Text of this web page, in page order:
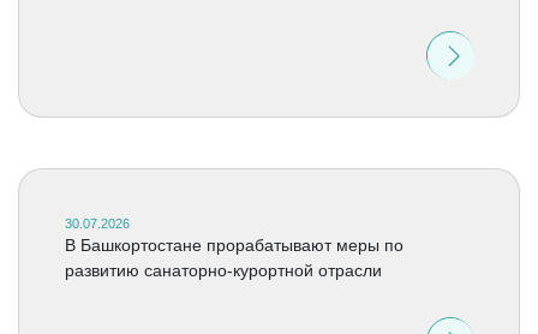
30.07.2026
В Башкортостане прорабатывают меры по
развитию санаторно-курортной отрасли